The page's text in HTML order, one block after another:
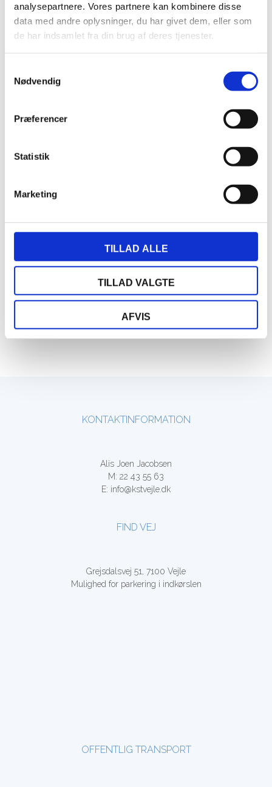
analysepartnere. Vores partnere kan kombinere disse
data med andre oplysninger, du har givet dem, eller som
de har indsamlet fra din brug af deres tjenester.
Nødvendig
Præferencer
Statistik
Marketing
TILLAD ALLE
TILLAD VALGTE
AFVIS
Voksne 500 kr.
Børn 250 kr. (0 – 12 år)
TFT behandling:
Behandlingstid kan variere. Skal behandlingen gentages er prisen
HUSK EFTER BEHANDLINGEN:
Sørg for at drikke rigeligt med vand, evt. kogt vand med lidt
citronsaft i, så de affaldsstoffer der frigøres i kroppen, kan blive
skyllet ud.
Læge ordineret behandling må ikke ændres eller stoppes uden
lægens tilladelse.
KONTAKTINFORMATION
Alis Joen Jacobsen
M: 22 43 55 63
E: info@kstvejle.dk
FIND VEJ
Grejsdalsvej 51, 7100 Vejle
Mulighed for parkering i indkørslen
OFFENTLIG TRANSPORT